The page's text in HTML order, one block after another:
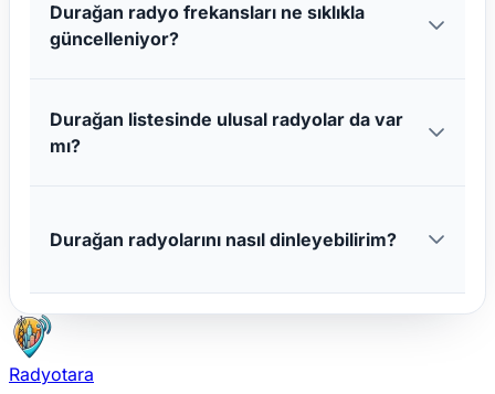
Durağan radyo frekansları ne sıklıkla
güncelleniyor?
Durağan listesinde ulusal radyolar da var
mı?
Durağan radyolarını nasıl dinleyebilirim?
Radyotara